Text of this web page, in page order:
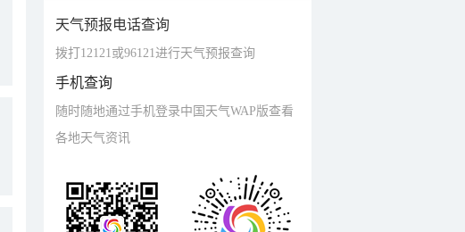
天气预报电话查询
拨打12121或96121进行天气预报查询
手机查询
随时随地通过手机登录中国天气WAP版查看
各地天气资讯